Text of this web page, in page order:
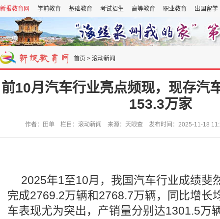
新报教育网 学前教育 基础教育 考试招生 高等教育 职业教育 出国留学
首页 > 滚动新闻
前10月汽车行业亮点频现，现存汽
153.3万家
作者：田单 栏目：滚动新闻 来源：天眼查 发布时间：2025-11-18
2025年1至10月，我国汽车行业成绩斐
完成2769.2万辆和2768.7万辆，同比增长
车表现尤为突出，产销量分别达1301.5万